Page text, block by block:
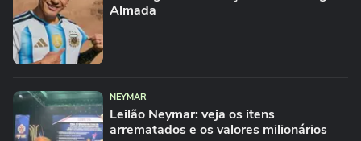
Almada
NEYMAR
Leilão Neymar: veja os itens
arrematados e os valores milionários